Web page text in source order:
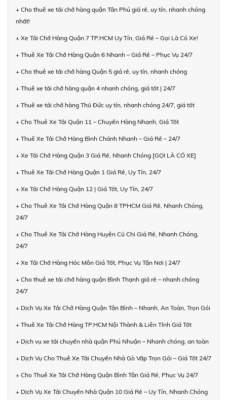
+ Cho thuê xe tải chở hàng quận Tân Phú giá rẻ, uy tín, nhanh chóng
nhất!
+ Xe Tải Chở Hàng Quận 7 TP.HCM Uy Tín, Giá Rẻ – Gọi Là Có Xe!
+ Thuê Xe Tải Chở Hàng Quận 6 Nhanh – Giá Rẻ – Phục Vụ 24/7
+ Cho thuê xe tải chở hàng Quận 5 giá rẻ, uy tín, nhanh chóng
+ Thuê xe tải chở hàng quận 4 nhanh chóng, giá tốt | 24/7
+ Thuê xe tải chở hàng Thủ Đức uy tín, nhanh chóng 24/7, giá tốt
+ Cho Thuê Xe Tải Quận 11 – Chuyển Hàng Nhanh, Giá Tốt
+ Thuê Xe Tải Chở Hàng Bình Chánh Nhanh – Giá Rẻ – 24/7
+ Xe Tải Chở Hàng Quận 3 Giá Rẻ, Nhanh Chóng [GỌI LÀ CÓ XE]
+ Thuê Xe Tải Chở Hàng Quận 1 Giá Rẻ, Uy Tín, 24/7
+ Xe Tải Chở Hàng Quận 12 | Giá Tốt, Uy Tín, 24/7
+ Cho Thuê Xe Tải Chở Hàng Quận 8 TPHCM Giá Rẻ, Nhanh Chóng,
24/7
+ Cho Thuê Xe Tải Chở Hàng Huyện Củ Chi Giá Rẻ, Nhanh Chóng,
24/7
+ Xe Tải Chở Hàng Hóc Môn Giá Tốt, Phục Vụ Tận Nơi | 24/7
+ Cho thuê xe tải chở hàng quận Bình Thạnh giá rẻ – nhanh chóng
24/7
+ Dịch Vụ Xe Tải Chở Hàng Quận Tân Bình – Nhanh, An Toàn, Trọn Gói
+ Thuê Xe Tải Chở Hàng TP.HCM Nội Thành & Liên Tỉnh Giá Tốt
+ Dịch vụ xe tải chuyển nhà quận Phú Nhuận – Nhanh chóng, an toàn
+ Dịch Vụ Cho Thuê Xe Tải Chuyển Nhà Gò Vấp Trọn Gói – Giá Tốt 24/7
+ Cho Thuê Xe Tải Chở Hàng Quận Bình Tân Giá Rẻ, Phục Vụ 24/7
+ Dịch Vụ Xe Tải Chuyển Nhà Quận 10 Giá Rẻ – Uy Tín, Nhanh Chóng